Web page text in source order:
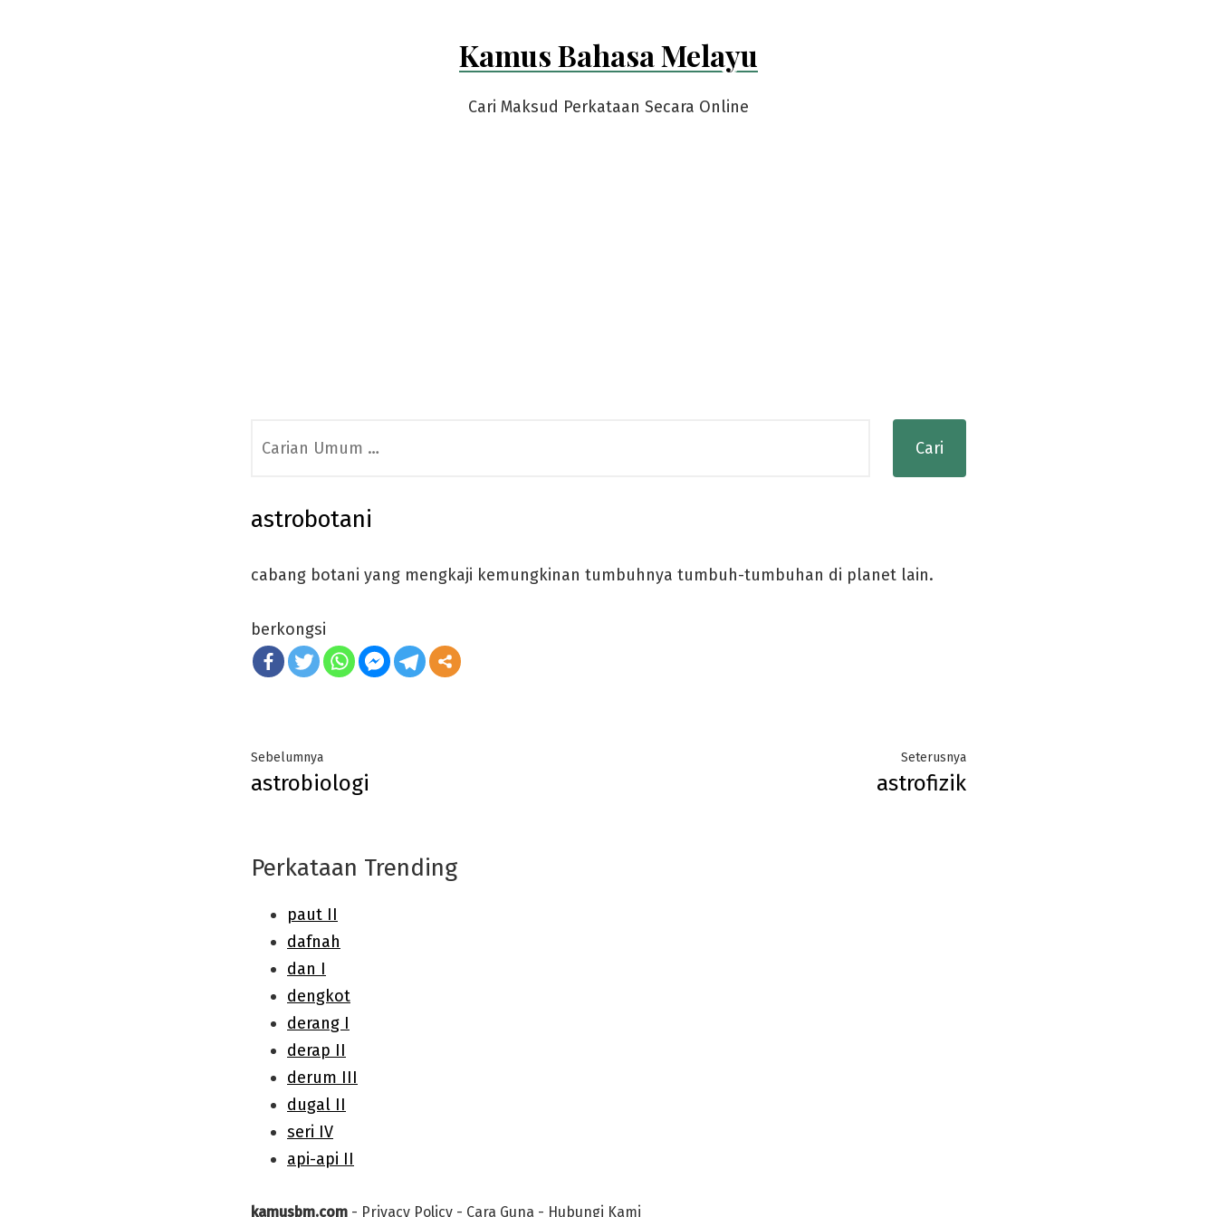
Kamus Bahasa Melayu
Cari Maksud Perkataan Secara Online
for:
astrobotani
cabang botani yang mengkaji kemungkinan tumbuhnya tumbuh-tumbuhan di planet lain.
berkongsi
Post
navigation
SebelumnyaPrevious
post:
astrobiologi
SeterusnyaNext
post:
astrofizik
Perkataan Trending
kamusbm.com - Privacy Policy - Cara Guna - Hubungi Kami